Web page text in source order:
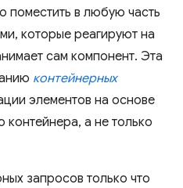
поместить в любую часть
которые реагируют на
сам компонент. Эта
контейнерных
элементов на основе
контейнера, а не только
запросов только что